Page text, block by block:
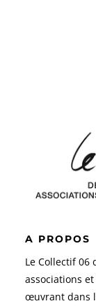
A PROPOS
Le Collectif 06
associations
œuvrant dans